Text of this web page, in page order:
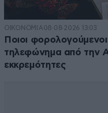
ΟΙΚΟΝΟΜΙΑ08·08·2026 13:03
Ποιοι
τηλεφώνημα από την
εκκρεμότητες